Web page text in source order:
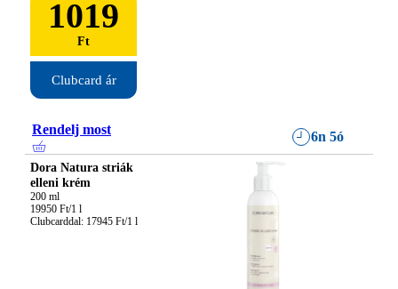
1019
Ft
Clubcard ár
Rendelj most 6n 5ó
Dora Natura striák
elleni krém
200 ml
19950 Ft/1 l
Clubcarddal: 17945 Ft/1 l